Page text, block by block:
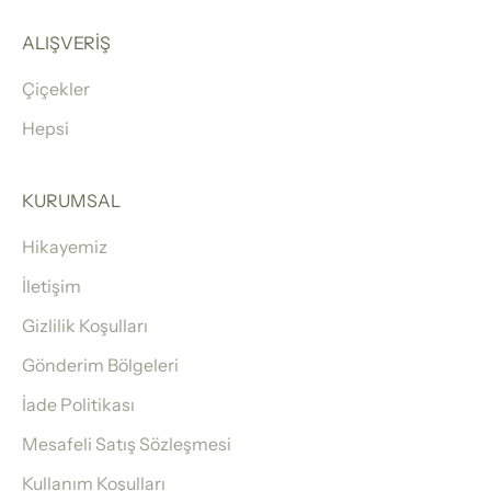
ALIŞVERİŞ
Çiçekler
Hepsi
KURUMSAL
Hikayemiz
İletişim
Gizlilik Koşulları
Gönderim Bölgeleri
İade Politikası
Mesafeli Satış Sözleşmesi
Kullanım Koşulları